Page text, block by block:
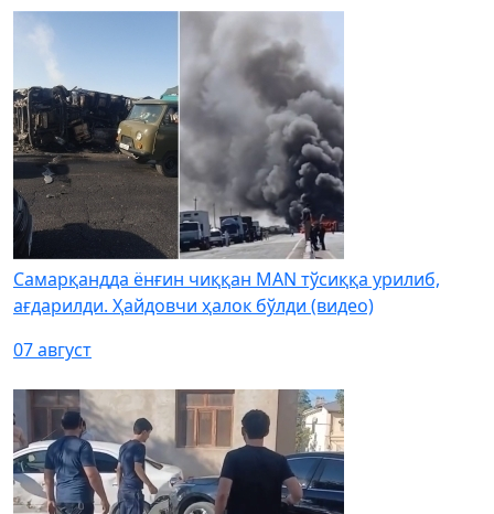
Самарқандда ёнғин чиққан MAN тўсиққа урилиб,
ағдарилди. Ҳайдовчи ҳалок бўлди (видео)
07 август